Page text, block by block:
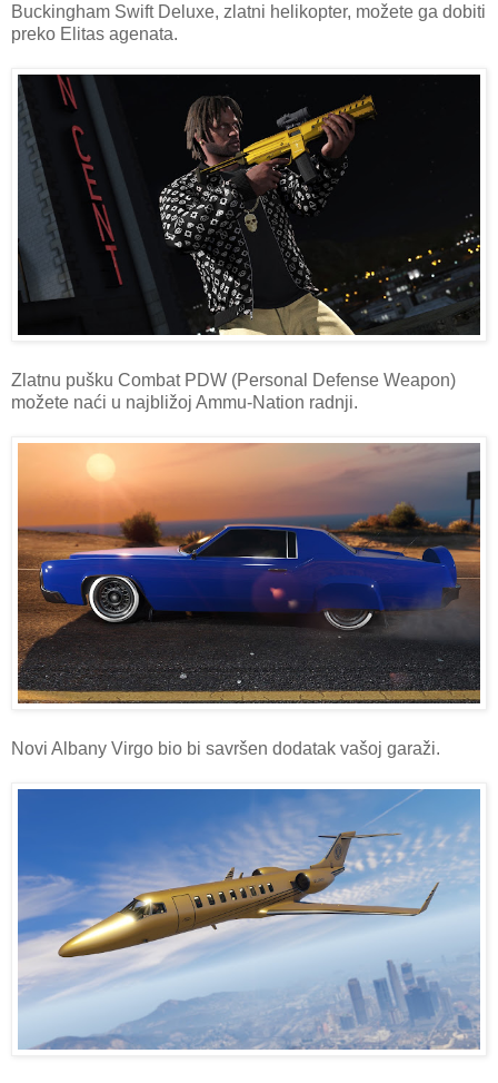
Buckingham Swift Deluxe, zlatni helikopter, možete ga dobiti
preko Elitas agenata.
Zlatnu pušku Combat PDW (Personal Defense Weapon)
možete naći u najbližoj Ammu-Nation radnji.
Novi Albany Virgo bio bi savršen dodatak vašoj garaži.